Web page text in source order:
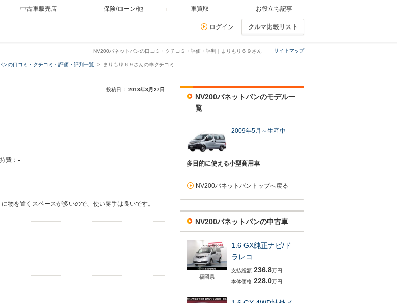
中古車販売店 保険/ローン/他 車買取 お役立ち記事
ログイン クルマ比較リスト
サイトマップ
NV200バネットバンの口コミ・クチコミ・評価・評判｜まりもり６９さん
ンの口コミ・クチコミ・評価・評判一覧 まりもり６９さんの車クチコミ
投稿日： 2013年3月27日
費： -
物を置くスペースが多いので、使い勝手は良いです。
NV200バネットバンのモデル一
覧
2009年5月～生産中
多目的に使える小型商用車
NV200バネットバントップへ戻る
NV200バネットバンの中古車
福岡県
1.6 GX純正ナビ/ド
ラレコ…
支払総額 236.8万円
本体価格 228.0万円